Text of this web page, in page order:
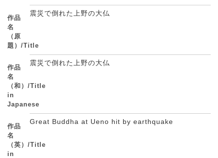
作品
名
（原
題）/Title
震災で倒れた上野の大仏
作品
名
（和）/Title
in
Japanese
震災で倒れた上野の大仏
作品
名
（英）/Title
in
Great Buddha at Ueno hit by earthquake